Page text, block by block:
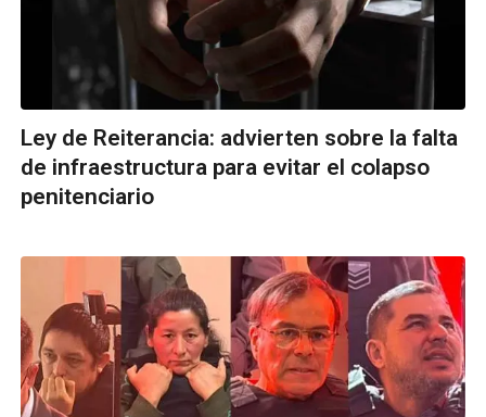
Ley de Reiterancia: advierten sobre la falta
de infraestructura para evitar el colapso
penitenciario